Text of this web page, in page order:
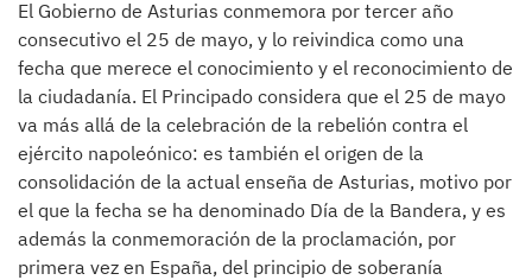
El Gobierno de Asturias conmemora por tercer año
consecutivo el 25 de mayo, y lo reivindica como una
fecha que merece el conocimiento y el reconocimiento de
la ciudadanía. El Principado considera que el 25 de mayo
va más allá de la celebración de la rebelión contra el
ejército napoleónico: es también el origen de la
consolidación de la actual enseña de Asturias, motivo por
el que la fecha se ha denominado Día de la Bandera, y es
además la conmemoración de la proclamación, por
primera vez en España, del principio de soberanía